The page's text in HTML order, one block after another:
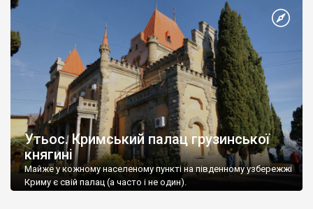
Утьос. Кримський палац грузинської
княгині
Майже у кожному населеному пункті на південному узбережжі
Криму є свій палац (а часто і не один).